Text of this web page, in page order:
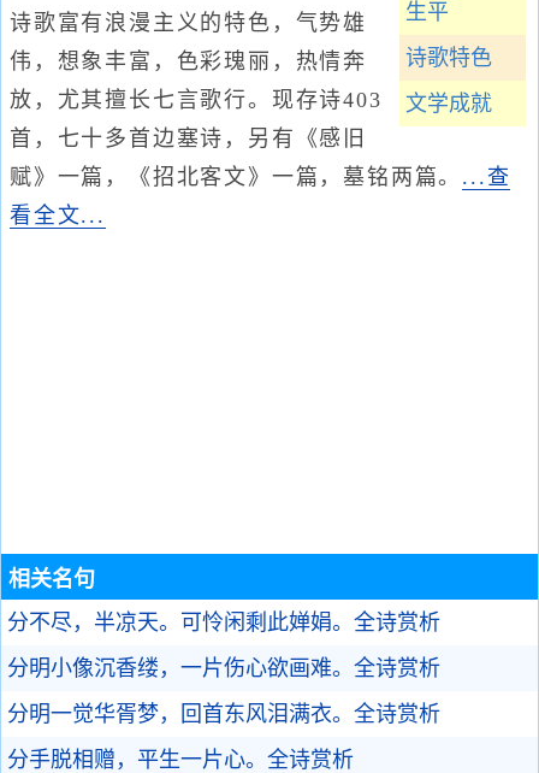
生平
诗歌特色
文学成就
诗歌富有浪漫主义的特色，气势雄
伟，想象丰富，色彩瑰丽，热情奔
放，尤其擅长七言歌行。现存诗403
首，七十多首边塞诗，另有《感旧
赋》一篇，《招北客文》一篇，墓铭两篇。 ...查
看全文...
相关名句
分不尽，半凉天。可怜闲剩此婵娟。 全诗赏析
分明小像沉香缕，一片伤心欲画难。 全诗赏析
分明一觉华胥梦，回首东风泪满衣。 全诗赏析
分手脱相赠，平生一片心。 全诗赏析